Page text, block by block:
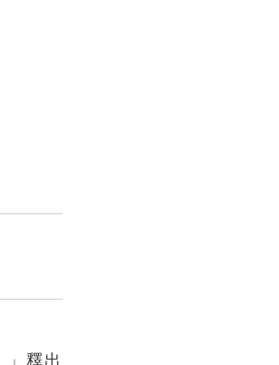
」釋出